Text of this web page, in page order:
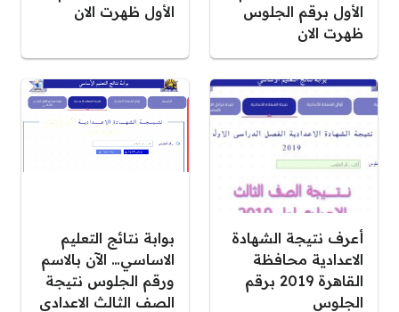
الأول برقم الجلوس
ظهرت الان
الأول ظهرت الان
أعرف نتيجة الشهادة
الاعدادية محافظة
القاهرة 2019 برقم
الجلوس
بوابة نتائج التعليم
الاساسي… الآن بالاسم
ورقم الجلوس نتيجة
الصف الثالث الاعدادي